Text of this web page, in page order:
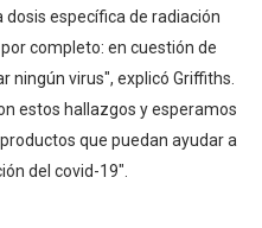
específica de radiación
completo: en cuestión de
ningún virus", explicó Griffiths.
estos hallazgos y esperamos
que puedan ayudar a
del covid-19".